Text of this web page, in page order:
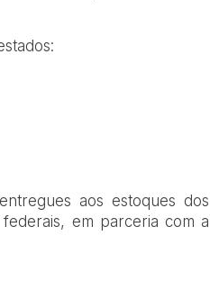
aos estoques dos
em parceria com a